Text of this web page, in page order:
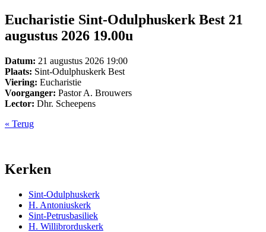
Eucharistie Sint-Odulphuskerk Best 21
augustus 2026 19.00u
Datum: 21 augustus 2026 19:00
Plaats: Sint-Odulphuskerk Best
Viering: Eucharistie
Voorganger: Pastor A. Brouwers
Lector: Dhr. Scheepens
« Terug
Kerken
Sint-Odulphuskerk
H. Antoniuskerk
Sint-Petrusbasiliek
H. Willibrorduskerk